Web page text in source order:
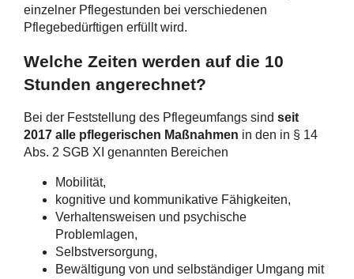
einzelner Pflegestunden bei verschiedenen
Pflegebedürftigen erfüllt wird.
Welche Zeiten werden auf die 10
Stunden angerechnet?
Bei der Feststellung des Pflegeumfangs sindseit
2017 alle pflegerischen Maßnahmen in den in § 14
Abs. 2 SGB XI genannten Bereichen
Mobilität,
kognitive und kommunikative Fähigkeiten,
Verhaltensweisen und psychische
Problemlagen,
Selbstversorgung,
Bewältigung von und selbständiger Umgang mit